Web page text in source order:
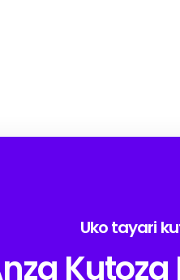
Uko tayari
Kutoza